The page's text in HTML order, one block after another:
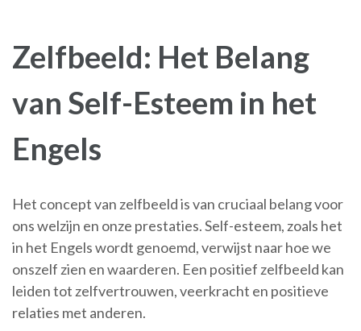
Zelfbeeld: Het Belang
van Self-Esteem in het
Engels
Het concept van zelfbeeld is van cruciaal belang voor
ons welzijn en onze prestaties. Self-esteem, zoals het
in het Engels wordt genoemd, verwijst naar hoe we
onszelf zien en waarderen. Een positief zelfbeeld kan
leiden tot zelfvertrouwen, veerkracht en positieve
relaties met anderen.